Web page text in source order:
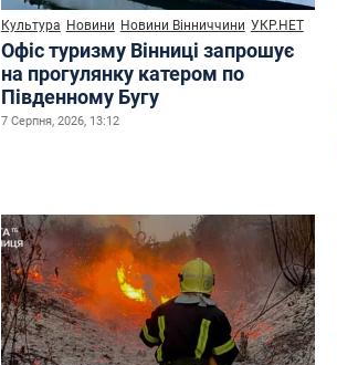
Культура Новини Новини Вінниччини УКР.НЕТ
Офіс туризму Вінниці запрошує
на прогулянку катером по
Південному Бугу
7 Серпня, 2026, 13:12